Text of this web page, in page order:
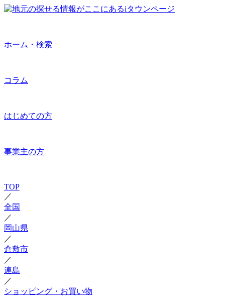
ホーム・検索
コラム
はじめての方
事業主の方
TOP
／
全国
／
岡山県
／
倉敷市
／
連島
／
ショッピング・お買い物